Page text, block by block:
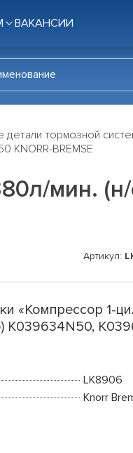
ВАКАНСИИ
детали тормозной
BREMSE
мин.
Артикул:
«Компрессор 1-
K039634N50,
LK8906
Knorr